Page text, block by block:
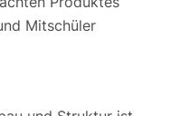
Mitschüler